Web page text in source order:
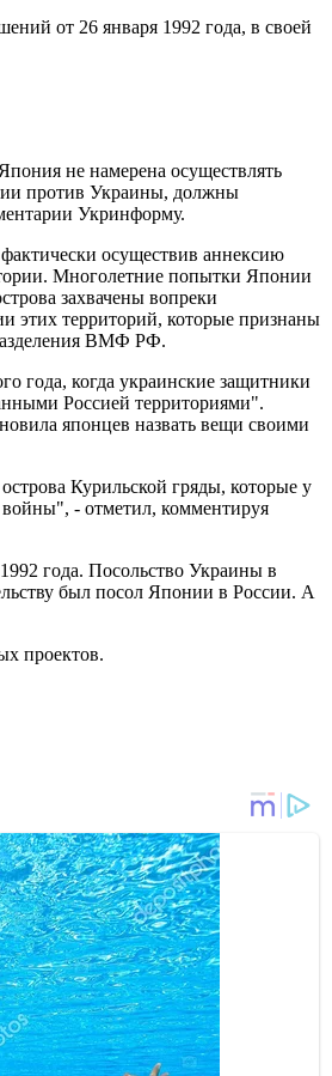
от 26 января 1992 года, в своей
не намерена осуществлять
против Украины, должны
Укринформу.
осуществив аннексию
Многолетние попытки Японии
захвачены вопреки
этих территорий, которые признаны
ВМФ РФ.
года, когда украинские защитники
Россией территориями".
японцев назвать вещи своими
Курильской гряды, которые у
войны", - отметил, комментируя
года. Посольство Украины в
был посол Японии в России. А
проектов.